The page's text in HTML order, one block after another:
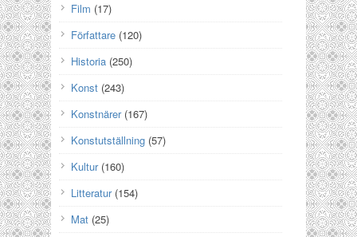
Film (17)
Författare (120)
Historia (250)
Konst (243)
Konstnärer(167)
Konstutställning (57)
Kultur(160)
Litteratur(154)
Mat (25)